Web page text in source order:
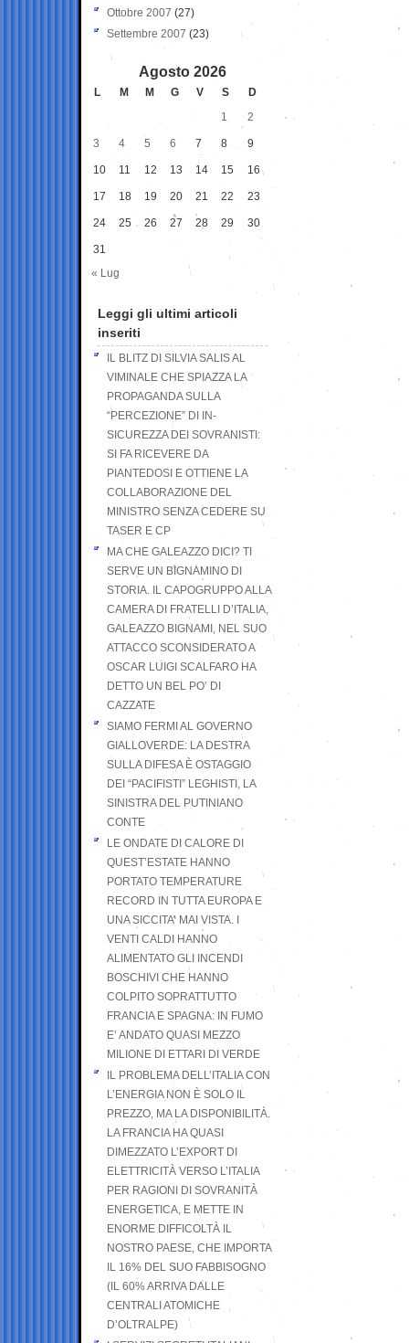
Ottobre 2007 (27)
Settembre 2007 (23)
Agosto 2026
L M M G V S
D
1
2
3 4 5 6 7 8 9
10 11 12 13 14 15 16
17 18 19 20 21 22 23
24 25 26 27 28 29 30
31
« Lug
Leggi gli ultimi articoli
inseriti
IL BLITZ DI SILVIA SALIS AL
VIMINALE CHE SPIAZZA LA
PROPAGANDA SULLA
“PERCEZIONE” DI IN-
SICUREZZA DEI SOVRANISTI:
SI FA RICEVERE DA
PIANTEDOSI E OTTIENE LA
COLLABORAZIONE DEL
MINISTRO SENZA CEDERE SU
TASER E CP
MA CHE GALEAZZO DICI? TI
SERVE UN BIGNAMINO DI
STORIA. IL CAPOGRUPPO ALLA
CAMERA DI FRATELLI D’ITALIA,
GALEAZZO BIGNAMI, NEL SUO
ATTACCO SCONSIDERATO A
OSCAR LUIGI SCALFARO HA
DETTO UN BEL PO’ DI
CAZZATE
SIAMO FERMI AL GOVERNO
GIALLOVERDE: LA DESTRA
SULLA DIFESA È OSTAGGIO
DEI “PACIFISTI” LEGHISTI, LA
SINISTRA DEL PUTINIANO
CONTE
LE ONDATE DI CALORE DI
QUEST’ESTATE HANNO
PORTATO TEMPERATURE
RECORD IN TUTTA EUROPA E
UNA SICCITA’ MAI VISTA. I
VENTI CALDI HANNO
ALIMENTATO GLI INCENDI
BOSCHIVI CHE HANNO
COLPITO SOPRATTUTTO
FRANCIA E SPAGNA: IN FUMO
E’ ANDATO QUASI MEZZO
MILIONE DI ETTARI DI VERDE
IL PROBLEMA DELL’ITALIA CON
L’ENERGIA NON È SOLO IL
PREZZO, MA LA DISPONIBILITÀ.
LA FRANCIA HA QUASI
DIMEZZATO L’EXPORT DI
ELETTRICITÀ VERSO L’ITALIA
PER RAGIONI DI SOVRANITÀ
ENERGETICA, E METTE IN
ENORME DIFFICOLTÀ IL
NOSTRO PAESE, CHE IMPORTA
IL 16% DEL SUO FABBISOGNO
(IL 60% ARRIVA DALLE
CENTRALI ATOMICHE
D’OLTRALPE)